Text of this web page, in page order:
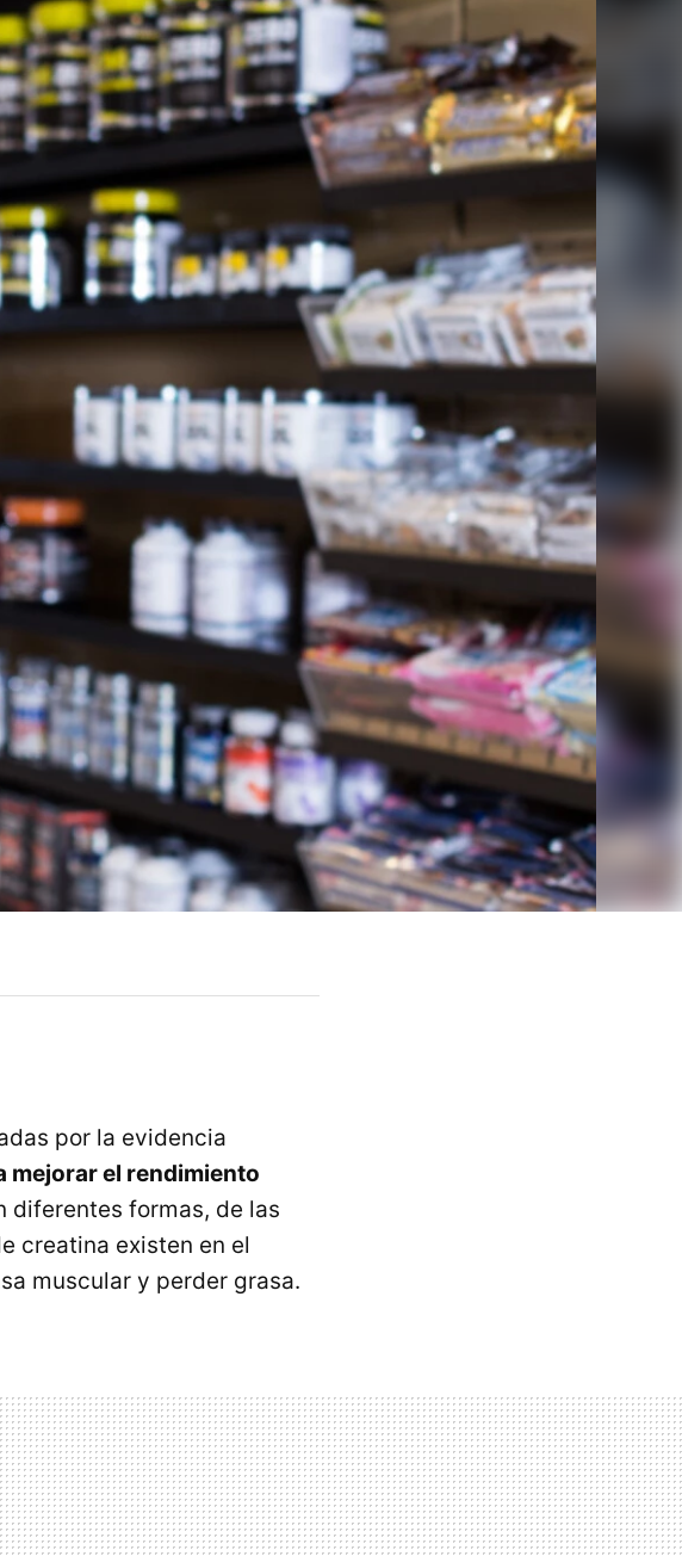
por la evidencia
mejorar el rendimiento
diferentes formas, de las
creatina existen en el
muscular y perder grasa.